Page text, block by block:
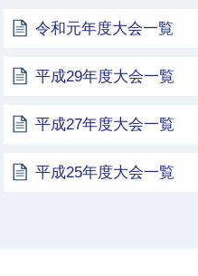
令和元年度大会一覧
平成29年度大会一覧
平成27年度大会一覧
平成25年度大会一覧